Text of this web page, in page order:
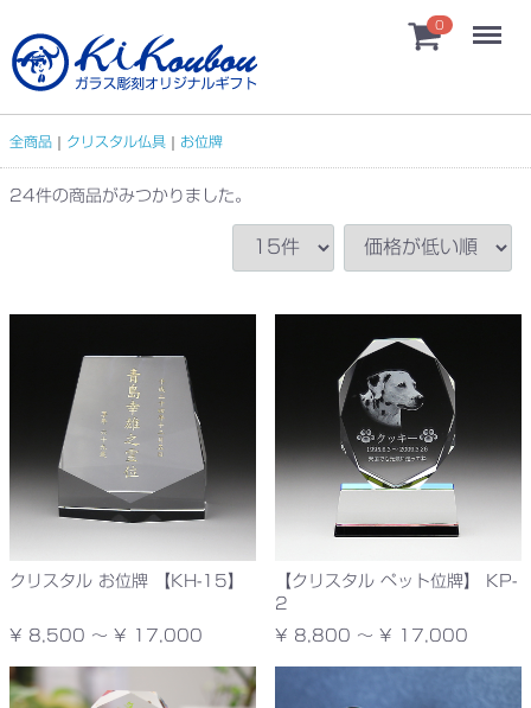
0
全商品 クリスタル仏具 お位牌
24件の商品がみつかりました。
クリスタル お位牌 【KH-15】
¥ 8,500 ～ ¥ 17,000
【クリスタル ペット位牌】 KP-
2
¥ 8,800 ～ ¥ 17,000